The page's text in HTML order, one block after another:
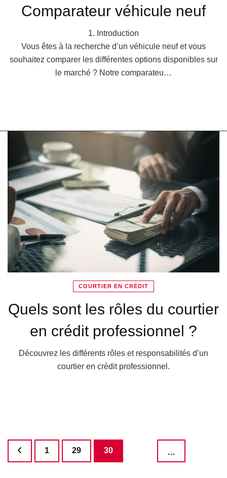
Comparateur véhicule neuf
1. Introduction
Vous êtes à la recherche d’un véhicule neuf et vous
souhaitez comparer les différentes options disponibles sur
le marché ? Notre comparateu…
COURTIER EN CRÉDIT
Quels sont les rôles du courtier
en crédit professionnel ?
Découvrez les différents rôles et responsabilités d’un
courtier en crédit professionnel.
Pagination
des
Page
1 …
Page
29 Page
30